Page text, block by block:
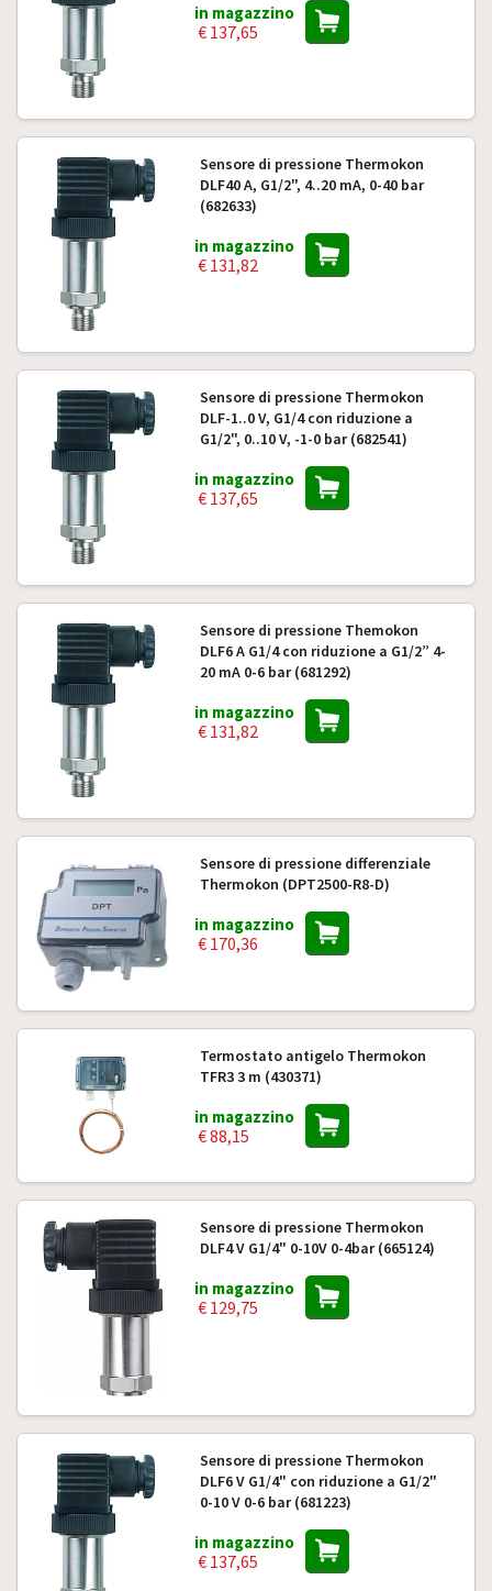
in magazzino
€ 137,65
Sensore di pressione Thermokon
DLF40 A, G1/2", 4..20 mA, 0-40 bar
(682633)
in magazzino
€ 131,82
Sensore di pressione Thermokon
DLF-1..0 V, G1/4 con riduzione a
G1/2", 0..10 V, -1-0 bar (682541)
in magazzino
€ 137,65
Sensore di pressione Themokon
DLF6 A G1/4 con riduzione a G1/2” 4-
20 mA 0-6 bar (681292)
in magazzino
€ 131,82
Sensore di pressione differenziale
Thermokon (DPT2500-R8-D)
in magazzino
€ 170,36
Termostato antigelo Thermokon
TFR3 3 m (430371)
in magazzino
€ 88,15
Sensore di pressione Thermokon
DLF4 V G1/4" 0-10V 0-4bar (665124)
in magazzino
€ 129,75
Sensore di pressione Thermokon
DLF6 V G1/4" con riduzione a G1/2"
0-10 V 0-6 bar (681223)
in magazzino
€ 137,65